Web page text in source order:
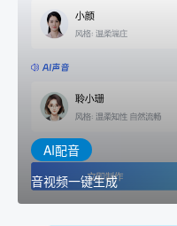
AI配音
音视频一键生成
音视频一键生成
室"中输入文本或录音，一
出